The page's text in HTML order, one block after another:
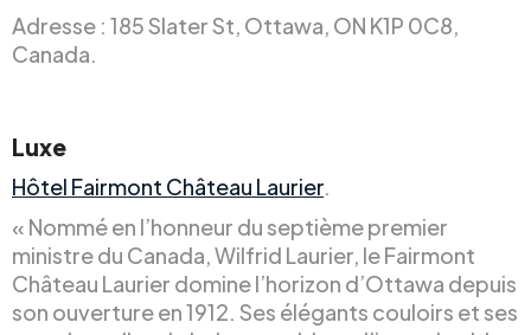
Adresse : 185 Slater St, Ottawa, ON K1P 0C8,
Canada.
Luxe
Hôtel Fairmont Château Laurier.
« Nommé en l’honneur du septième premier
ministre du Canada, Wilfrid Laurier, le Fairmont
Château Laurier domine l’horizon d’Ottawa depuis
son ouverture en 1912. Ses élégants couloirs et ses